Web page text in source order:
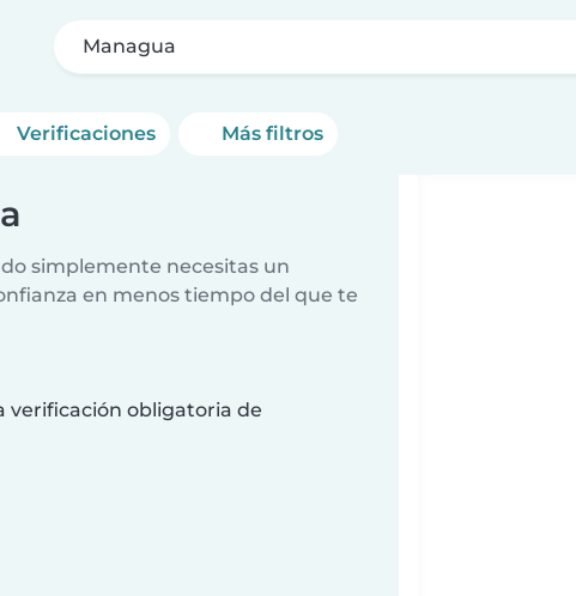
Managua
Verificaciones Más filtros
simplemente necesitas un
en menos tiempo del que te
verificación obligatoria de